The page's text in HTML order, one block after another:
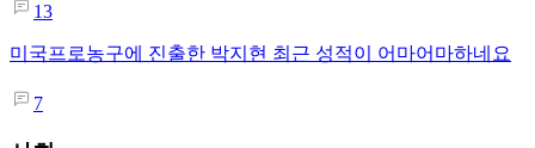
13
미국프로농구에 진출한 박지현 최근 성적이 어마어마하네요
7